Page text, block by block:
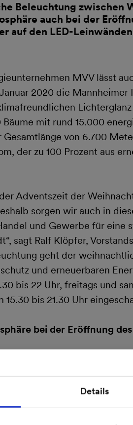
Details
Beleuchtung zwischen
auch bei der
auf den LED-
MVV lässt
2020 die
mit rund 15.000
von 6.700
der zu 100 Prozent aus
Adventszeit der
sorgen wir auch in
und Gewerbe für eine
sagt Ralf Klöpfer,
geht der
und erneuerbaren
bis 22 Uhr, freitags und
15.30 bis 21.30 Uhr
bei der Eröffnung
Mannheimer
Die Besucher können
– solange der Vorrat